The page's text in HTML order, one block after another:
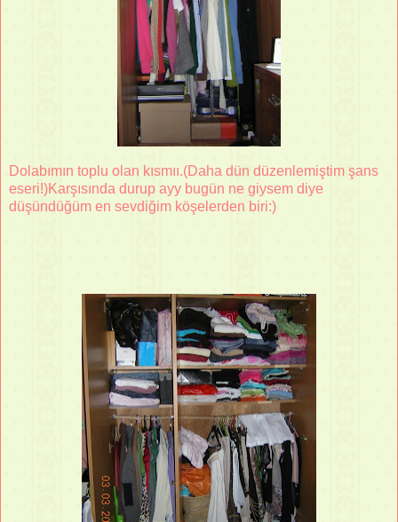
Dolabımın toplu olan kısmıı.(Daha dün düzenlemiştim şans
eseri!)Karşısında durup ayy bugün ne giysem diye
düşündüğüm en sevdiğim köşelerden biri:)